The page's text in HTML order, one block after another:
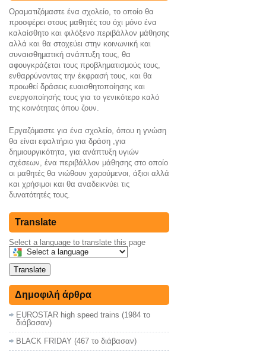
Οραματιζόμαστε ένα σχολείο, το οποίο θα
προσφέρει στους μαθητές του όχι μόνο ένα
καλαίσθητο και φιλόξενο περιβάλλον μάθησης
αλλά και θα στοχεύει στην κοινωνική και
συναισθηματική ανάπτυξη τους, θα
αφουγκράζεται τους προβληματισμούς τους,
ενθαρρύνoντας την έκφρασή τους, και θα
προωθεί δράσεις ευαισθητοποίησης και
ενεργοποίησής τους για το γενικότερο καλό
της κοινότητας όπου ζουν.
Εργαζόμαστε για ένα σχολείο, όπου η γνώση
θα είναι εφαλτήριο για δράση ,για
δημιουργικότητα, για ανάπτυξη υγιών
σχέσεων, ένα περιβάλλον μάθησης στο οποίο
οι μαθητές θα νιώθουν χαρούμενοι, άξιοι αλλά
και χρήσιμοι και θα αναδεικνύει τις
δυνατότητές τους.
Translate
Select a language to translate this page
Translate
Δημοφιλή άρθρα
EUROSTAR high speed trains (1984 το
διάβασαν)
ΒLACK FRIDAY (467 το διάβασαν)